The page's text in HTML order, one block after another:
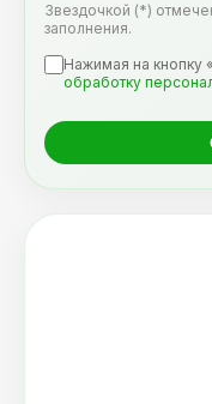
Звездочкой (*)
заполнения.
Нажимая на кнопку
обработку